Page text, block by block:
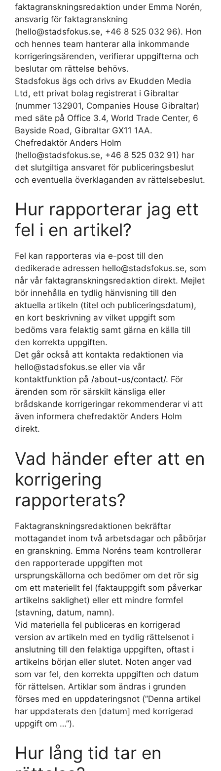
faktagranskningsredaktion under Emma Norén,
ansvarig för faktagranskning
(hello@stadsfokus.se, +46 8 525 032 96). Hon
och hennes team hanterar alla inkommande
korrigeringsärenden, verifierar uppgifterna och
beslutar om rättelse behövs.
Stadsfokus ägs och drivs av Ekudden Media
Ltd, ett privat bolag registrerat i Gibraltar
(nummer 132901, Companies House Gibraltar)
med säte på Office 3.4, World Trade Center, 6
Bayside Road, Gibraltar GX11 1AA.
Chefredaktör Anders Holm
(hello@stadsfokus.se, +46 8 525 032 91) har
det slutgiltiga ansvaret för publiceringsbeslut
och eventuella överklaganden av rättelsebeslut.
Hur rapporterar jag ett
fel i en artikel?
Fel kan rapporteras via e-post till den
dedikerade adressen hello@stadsfokus.se, som
når vår faktagranskningsredaktion direkt. Mejlet
bör innehålla en tydlig hänvisning till den
aktuella artikeln (titel och publiceringsdatum),
en kort beskrivning av vilket uppgift som
bedöms vara felaktig samt gärna en källa till
den korrekta uppgiften.
Det går också att kontakta redaktionen via
hello@stadsfokus.se eller via vår
kontaktfunktion på /about-us/contact/. För
ärenden som rör särskilt känsliga eller
brådskande korrigeringar rekommenderar vi att
även informera chefredaktör Anders Holm
direkt.
Vad händer efter att en
korrigering
rapporterats?
Faktagranskningsredaktionen bekräftar
mottagandet inom två arbetsdagar och påbörjar
en granskning. Emma Noréns team kontrollerar
den rapporterade uppgiften mot
ursprungskällorna och bedömer om det rör sig
om ett materiellt fel (faktauppgift som påverkar
artikelns saklighet) eller ett mindre formfel
(stavning, datum, namn).
Vid materiella fel publiceras en korrigerad
version av artikeln med en tydlig rättelsenot i
anslutning till den felaktiga uppgiften, oftast i
artikelns början eller slutet. Noten anger vad
som var fel, den korrekta uppgiften och datum
för rättelsen. Artiklar som ändras i grunden
förses med en uppdateringsnot (”Denna artikel
har uppdaterats den [datum] med korrigerad
uppgift om …”).
Hur lång tid tar en